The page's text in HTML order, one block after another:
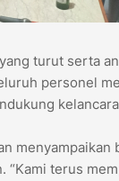
turut serta
personel
“Kami terus